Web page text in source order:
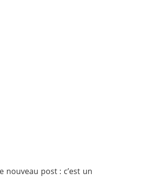
nouveau post : c’est un